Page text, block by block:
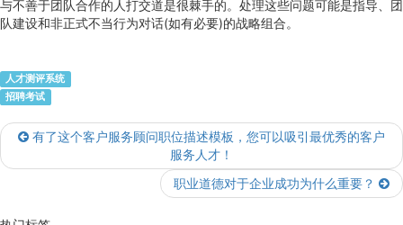
与不善于团队合作的人打交道是很棘手的。处理这些问题可能是指导、团
队建设和非正式不当行为对话(如有必要)的战略组合。
人才测评系统
招聘考试
有了这个客户服务顾问职位描述模板，您可以吸引最优秀的客户
服务人才！
职业道德对于企业成功为什么重要？